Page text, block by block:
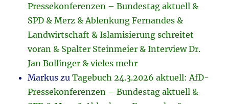
Pressekonferenzen – Bundestag aktuell &
SPD & Merz & Ablenkung Fernandes &
Landwirtschaft & Islamisierung schreitet
voran & Spalter Steinmeier & Interview Dr.
Jan Bollinger & vieles mehr
Markus zuTagebuch 24.3.2026 aktuell: AfD-
Pressekonferenzen – Bundestag aktuell &